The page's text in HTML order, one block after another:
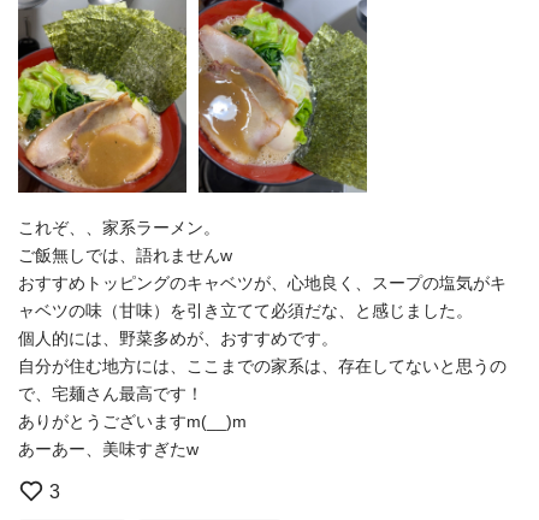
これぞ、、家系ラーメン。
ご飯無しでは、語れませんw
おすすめトッピングのキャベツが、心地良く、スープの塩気がキ
ャベツの味（甘味）を引き立てて必須だな、と感じました。
個人的には、野菜多めが、おすすめです。
自分が住む地方には、ここまでの家系は、存在してないと思うの
で、宅麺さん最高です！
ありがとうございますm(__)m
あーあー、美味すぎたw
3